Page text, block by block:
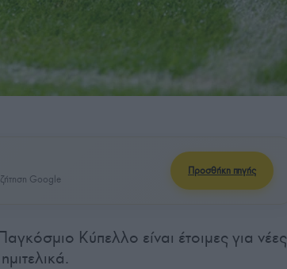
Google
Προσθήκη πηγής
Κύπελλο είναι έτοιμες για νέες